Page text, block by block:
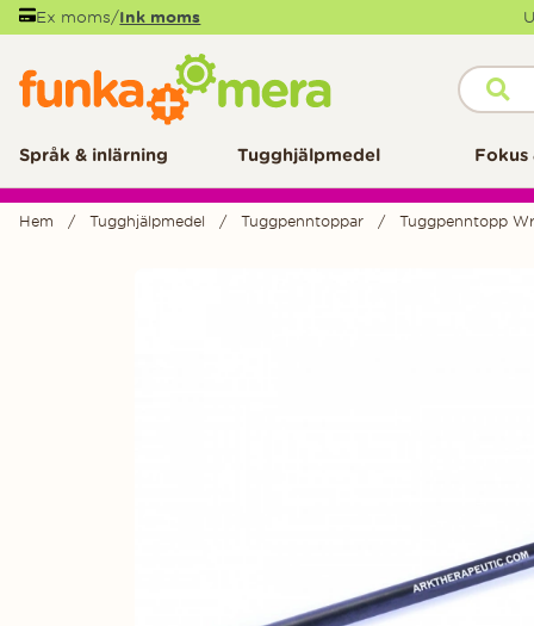
Ex moms/Ink moms
Språk & inlärning Tugghjälpmedel Fokus
Hem Tugghjälpmedel Tuggpenntoppar Tuggpenntopp